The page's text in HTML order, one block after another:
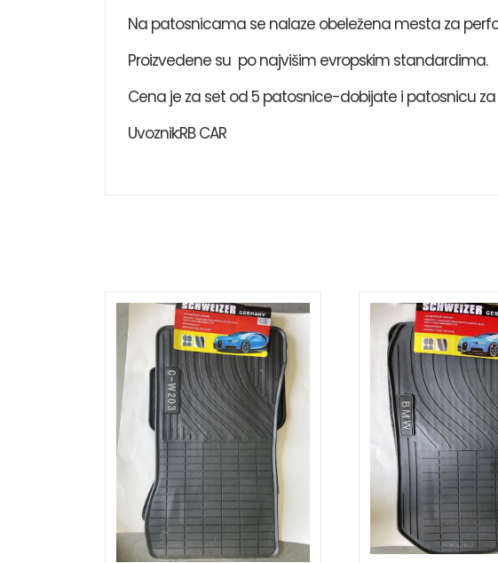
Na patosnicama se nalaze obeležena mesta za
Proizvedene su po najvišim evropskim standardima.
Cena je za set od 5 patosnice-dobijate i patosnicu
Uvoznik:RB CAR